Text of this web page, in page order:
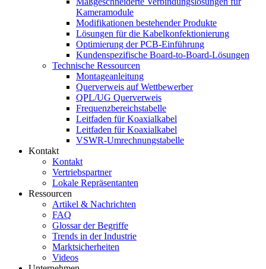
Kameramodule
Modifikationen bestehender Produkte
Lösungen für die Kabelkonfektionierung
Optimierung der PCB-Einführung
Kundenspezifische Board-to-Board-Lösungen
Technische Ressourcen
Montageanleitung
Querverweis auf Wettbewerber
QPL/UG Querverweis
Frequenzbereichstabelle
Leitfaden für Koaxialkabel
Leitfaden für Koaxialkabel
VSWR-Umrechnungstabelle
Kontakt
Kontakt
Vertriebspartner
Lokale Repräsentanten
Ressourcen
Artikel & Nachrichten
FAQ
Glossar der Begriffe
Trends in der Industrie
Marktsicherheiten
Videos